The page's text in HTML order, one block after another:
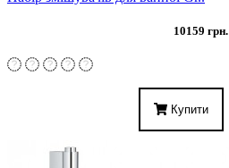
10159 грн.
Купити